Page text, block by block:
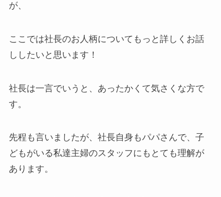
が、
ここでは社長のお人柄についてもっと詳しくお話
ししたいと思います！
社長は一言でいうと、あったかくて気さくな方で
す。
先程も言いましたが、社長自身もパパさんで、子
どもがいる私達主婦のスタッフにもとても理解が
あります。